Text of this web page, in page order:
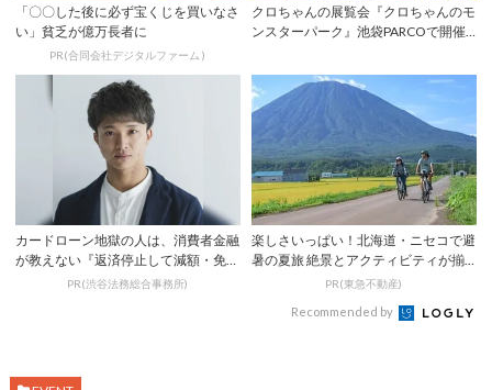
「〇〇した後に必ず宝くじを買いなさ
い」貧乏が億万長者に
PR(合同会社デジタルファーム )
クロちゃんの展覧会『クロちゃんのモ
ンスターパーク』池袋PARCOで開催
カードローン地獄の人は、消費者金融
が教えない『返済停止して減額・免除
する方法』で...PR(渋谷法務総合事務所)
楽しさいっぱい！北海道・ニセコで避
暑の夏旅 絶景とアクティビティが揃
う「ニセコ東...PR(東急不動産)
Recommended by